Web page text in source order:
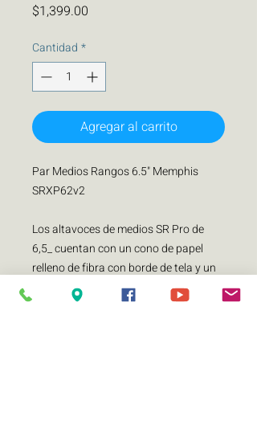
$1,399.00
Cantidad *
Agregar al carrito
Par Medios Rangos 6.5" Memphis
SRXP62v2
Los altavoces de medios SR Pro de
6,5_ cuentan con un cono de papel
relleno de fibra con borde de tela y un
marco en acordeón para una
excursión máxima para reproducir a